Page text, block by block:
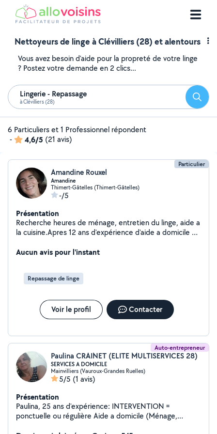
Nettoyeurs de linge à Clévilliers (28) et alentours
Vous avez besoin d'aide pour la propreté de votre linge
? Postez votre demande en 2 clics...
Lingerie - Repassage
à Clévilliers (28)
6 Particuliers et 1 Professionnel répondent
-
4,6/5 (21 avis)
Particulier
Amandine Rouxel
Amandine
Thimert-Gâtelles (Thimert-Gâtelles)
-/5
Présentation
Recherche heures de ménage, entretien du linge, aide a
la cuisine.Apres 12 ans d'expérience d'aide a domicile en
fonction de la demande. Disponible a partir du 17 août
Aucun avis pour l'instant
Repassage de linge
Voir le profil Contacter
Auto-entrepreneur
Paulina CRAINET (ELITE MULTISERVICES 28)
SERVICES A DOMICILE
Mainvilliers (Vauroux-Grandes Ruelles)
5/5 (1 avis)
Présentation
Paulina, 25 ans d'expérience: INTERVENTION =
ponctuelle ou régulière Aide a domicile (Ménage,